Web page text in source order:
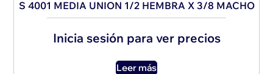
S 4001 MEDIA UNION 1/2 HEMBRA X 3/8 MACHO
Inicia sesión para ver precios
Leer más